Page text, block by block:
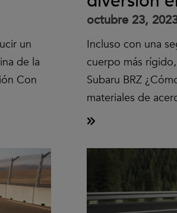
un
de la
Con
octubre 23,
Incluso con una
cuerpo más
Subaru BRZ
materiales de